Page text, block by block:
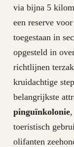
via bijna 5
een reserve
toegestaan ​​in
opgesteld in
richtlijnen
kruidachtige
belangrijkste
pinguïnkolonie,
toeristisch
olifanten